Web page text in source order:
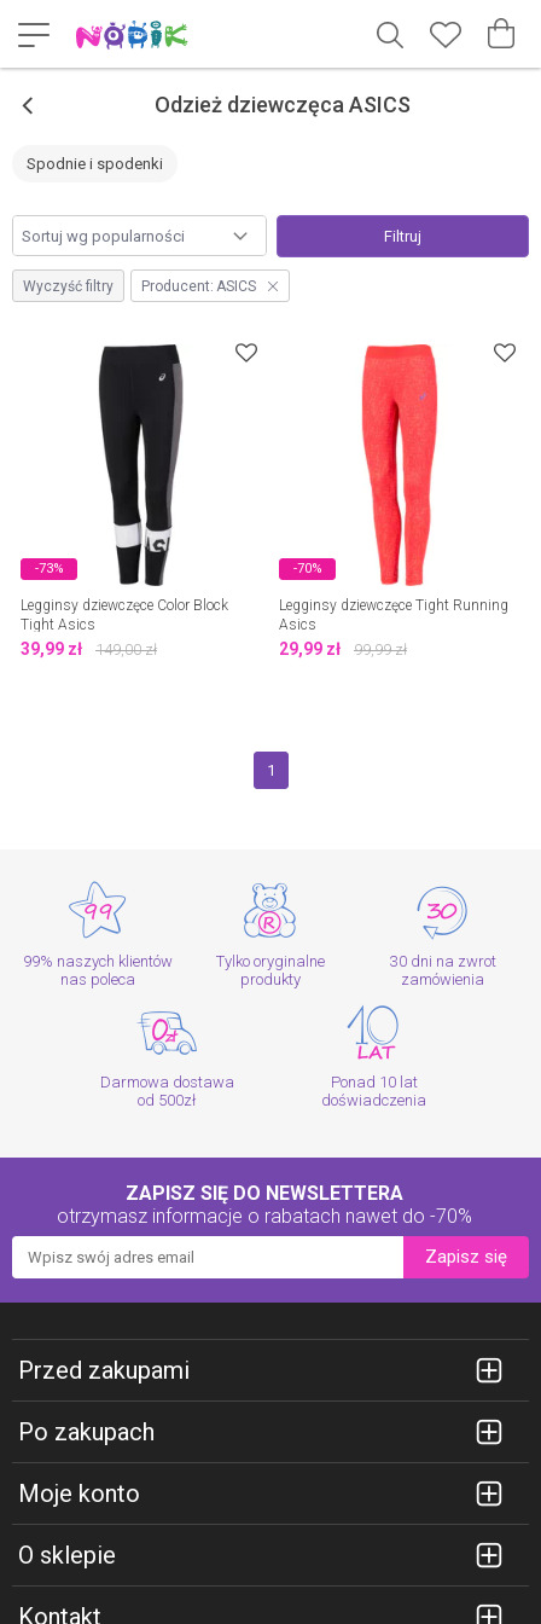
< Odzież dziewczęca ASICS
Spodnie i spodenki
Filtruj
Wyczyść filtry Producent: ASICS
-73%
Legginsy dziewczęce Color Block
Tight Asics
39,99 zł 149,00zł
-70%
Legginsy dziewczęce Tight Running
Asics
29,99 zł 99,99zł
1
99% naszych klientów
nas poleca
Tylko oryginalne
produkty
30 dni na zwrot
zamówienia
Darmowa dostawa
od 500zł
Ponad 10 lat
doświadczenia
ZAPISZ SIĘ DO NEWSLETTERA
otrzymasz informacje o rabatach nawet do -70%
Zapisz się
Przed zakupami
Po zakupach
Moje konto
O sklepie
Kontakt